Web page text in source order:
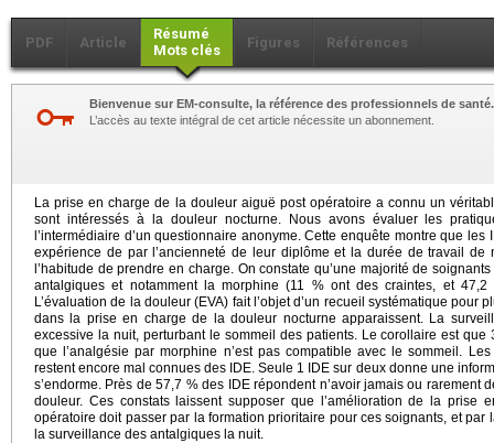
PDF Article
Résumé
Mots clés
Figures Références
Bienvenue sur EM-consulte, la référence des professionnels de santé.
L’accès au texte intégral de cet article nécessite un abonnement.
La prise en charge de la douleur aiguë post opératoire a connu un
sont intéressés à la douleur nocturne. Nous avons évaluer les
l’intermédiaire d’un questionnaire anonyme. Cette enquête montre que
expérience de par l’ancienneté de leur diplôme et la durée de travail de
l’habitude de prendre en charge. On constate qu’une majorité de
antalgiques et notamment la morphine (11 % ont des craintes, et
L’évaluation de la douleur (EVA) fait l’objet d’un recueil systématique pour
dans la prise en charge de la douleur nocturne apparaissent. La
excessive la nuit, perturbant le sommeil des patients. Le corollaire est
que l’analgésie par morphine n’est pas compatible avec le sommeil.
restent encore mal connues des IDE. Seule 1 IDE sur deux donne une
s’endorme. Près de 57,7 % des IDE répondent n’avoir jamais ou rarement
douleur. Ces constats laissent supposer que l’amélioration de la prise
opératoire doit passer par la formation prioritaire pour ces soignants, et
la surveillance des antalgiques la nuit.